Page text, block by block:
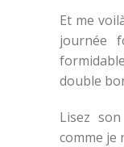
Et me
journée
double
Lisez
comme je